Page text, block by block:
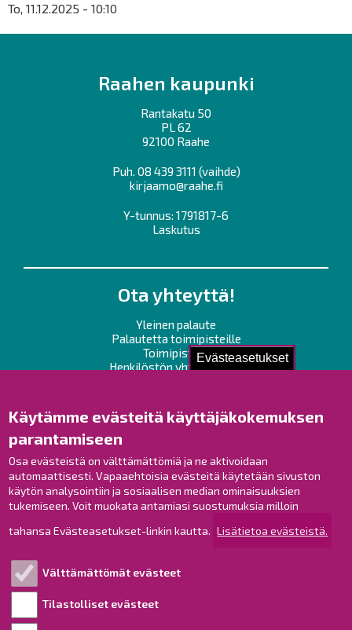
Evästeasetukset
Käytämme evästeitä käyttäjäkokemuksen
parantamiseen
Osa evästeistä on välttämättömiä ja ne aktivoidaan
automaattisesti. Vapaaehtoisia evästeitä käytetään sivuston
käytön analysointiin ja sosiaalisen median ominaisuuksien
tukemiseen. Voit muokata antamiasi suostumuksia milloin
tahansa Evästeasetukset-linkin kautta. Lisätietoa evästeistä.
Välttämättömät evästeet
Tilastolliset evästeet
To, 11.12.2025 - 10:10
Raahen kaupunki
Rantakatu 50
PL 62
92100 Raahe
Puh. 08 439 3111 (vaihde)
kirjaamo@raahe.fi
Y-tunnus: 1791817-6
Laskutus
Ota yhteyttä!
Yleinen palaute
Palautetta toimipisteille
Toimipisteet
Henkilöstön yhteystiedot
Raahe Facebookissa
Raahe Instagramissa
Raahe LinkedInissä
Raahe YouTubessa
Esityslistat ja pöytäkirjat
Viranhaltijapäätökset